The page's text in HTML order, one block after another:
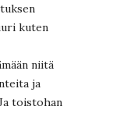
kuten
niitä
ja
toistohan